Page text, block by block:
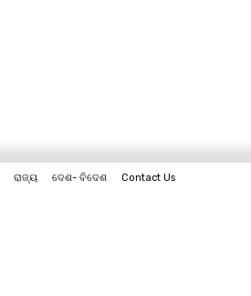
ରାଜ୍ୟ ଦେଶ- ବିଦେଶ Contact Us